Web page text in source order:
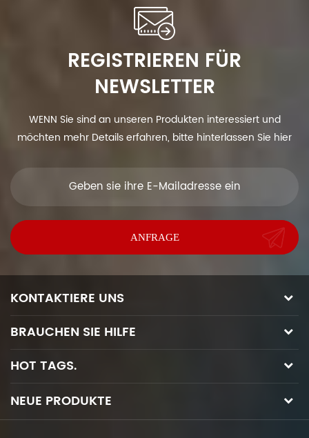
REGISTRIEREN FÜR
NEWSLETTER
WENN Sie sind an unseren Produkten interessiert und
möchten mehr Details erfahren, bitte hinterlassen Sie hier
KONTAKTIERE UNS
BRAUCHEN SIE HILFE
HOT TAGS.
NEUE PRODUKTE